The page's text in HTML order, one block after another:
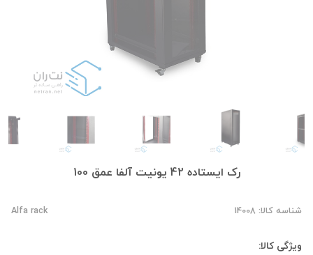
رک ایستاده 42 یونیت آلفا عمق 100
شناسه کالا: 14008 Alfa rack
ویژگی کالا: